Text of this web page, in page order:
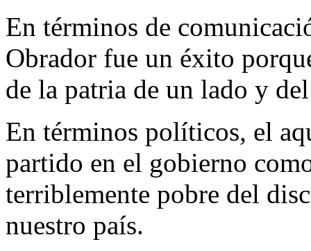
En términos de
Obrador fue un éxito
de la patria de un lado y
En términos políticos, el
partido en el gobierno
terriblemente pobre del
nuestro país.